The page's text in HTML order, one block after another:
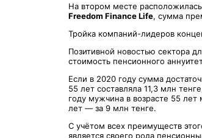
На втором месте
Freedom Finance Life, сумма
Тройка компаний-лидеров
Позитивной новостью сектора
стоимость пенсионного
Если в 2020 году сумма
55 лет составляла 11,3 млн
году мужчина в возрасте 55
лет — за 9 млн тенге.
С учётом всех преимуществ
является своего рода